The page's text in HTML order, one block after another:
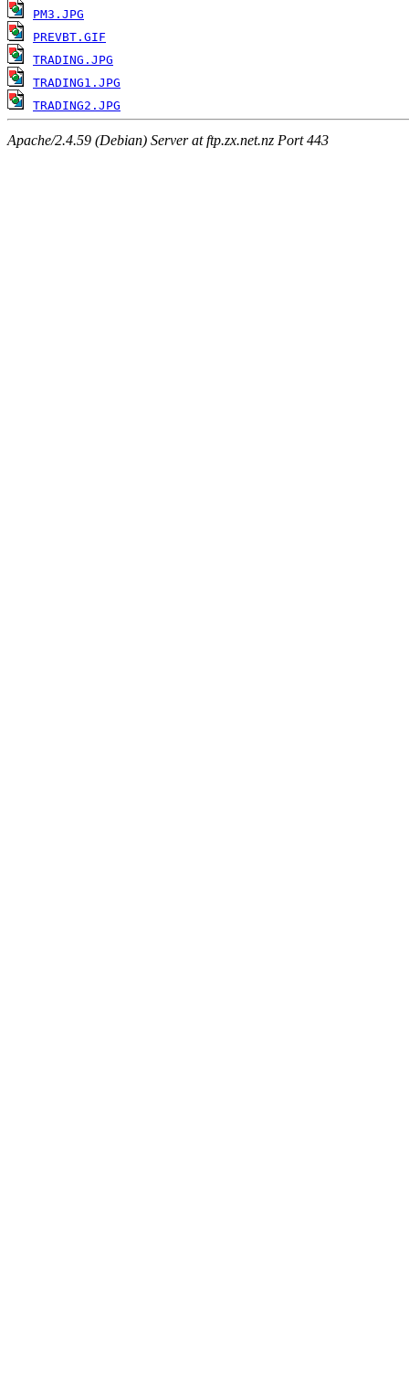
PM3.JPG
PREVBT.GIF
TRADING.JPG
TRADING1.JPG
TRADING2.JPG
Apache/2.4.59 (Debian) Server at ftp.zx.net.nz Port 443